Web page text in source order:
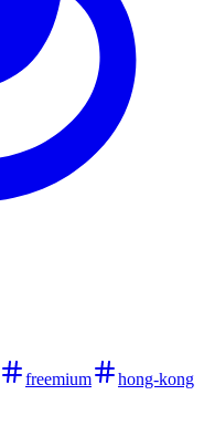
freemium
hong-kong